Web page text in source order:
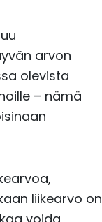
arvon
olevista
– nämä
liikearvo on